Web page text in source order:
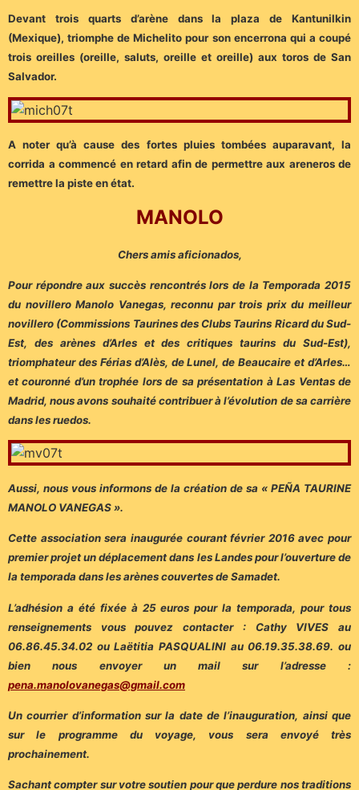
Devant trois quarts d’arène dans la plaza de Kantunilkin
(Mexique), triomphe de Michelito pour son encerrona qui a coupé
trois oreilles (oreille, saluts, oreille et oreille) aux toros de San
Salvador.
A noter qu’à cause des fortes pluies tombées auparavant, la
corrida a commencé en retard afin de permettre aux areneros de
remettre la piste en état.
MANOLO
Chers amis aficionados,
Pour répondre aux succès rencontrés lors de la Temporada 2015
du novillero Manolo Vanegas, reconnu par trois prix du meilleur
novillero (Commissions Taurines des Clubs Taurins Ricard du Sud-
Est, des arènes d’Arles et des critiques taurins du Sud-Est),
triomphateur des Férias d’Alès, de Lunel, de Beaucaire et d’Arles…
et couronné d’un trophée lors de sa présentation à Las Ventas de
Madrid, nous avons souhaité contribuer à l’évolution de sa carrière
dans les ruedos.
Aussi, nous vous informons de la création de sa « PEÑA TAURINE
MANOLO VANEGAS ».
Cette association sera inaugurée courant février 2016 avec pour
premier projet un déplacement dans les Landes pour l’ouverture de
la temporada dans les arènes couvertes de Samadet.
L’adhésion a été fixée à 25 euros pour la temporada, pour tous
renseignements vous pouvez contacter : Cathy VIVES au
06.86.45.34.02 ou Laëtitia PASQUALINI au 06.19.35.38.69. ou
bien nous envoyer un mail sur l’adresse :
pena.manolovanegas@gmail.com
Un courrier d’information sur la date de l’inauguration, ainsi que
sur le programme du voyage, vous sera envoyé très
prochainement.
Sachant compter sur votre soutien pour que perdure nos traditions